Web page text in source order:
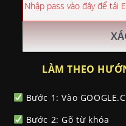
LÀM THEO
Bước 1: Vào
Bước 2: Gõ từ khóa